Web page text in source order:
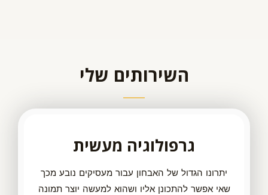
השירותים שלי
גרפולוגיה מעשית
יתרונו הגדול של האבחון עבור מעסיקים נובע מכך
שאי אפשר להתכונן אליו ושהוא למעשה יוצר תמונה